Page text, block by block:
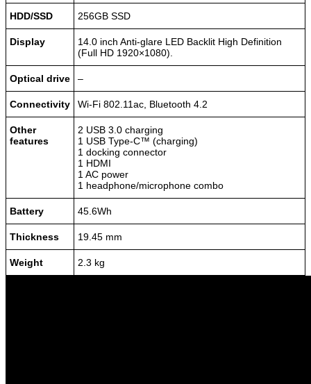
HDD/SSD 256GB SSD
Display
14.0 inch Anti-glare LED Backlit High Definition
(Full HD 1920×1080).
Optical drive –
Connectivity Wi-Fi 802.11ac, Bluetooth 4.2
Other
features
2 USB 3.0 charging
1 USB Type-C™ (charging)
1 docking connector
1 HDMI
1 AC power
1 headphone/microphone combo
Battery 45.6Wh
Thickness 19.45 mm
Weight 2.3 kg